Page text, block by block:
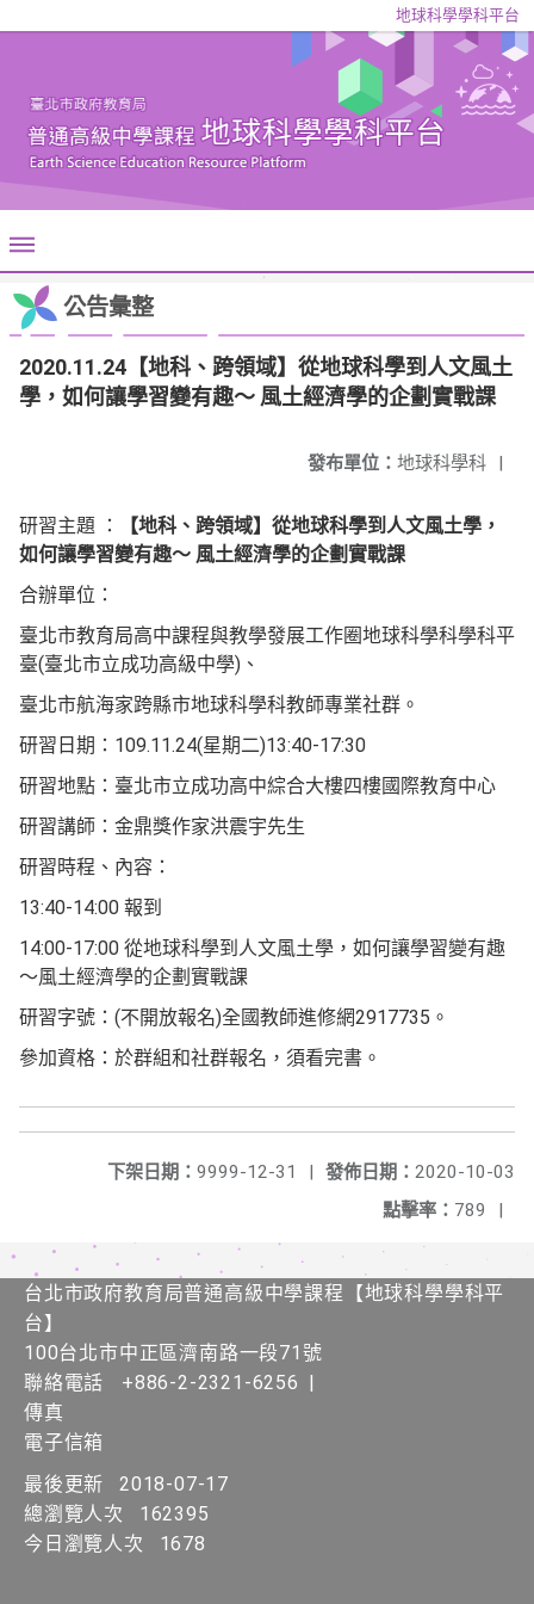
地球科學學科平台
公告彙整
2020.11.24【地科、跨領域】從地球科學到人文風土
學，如何讓學習變有趣～ 風土經濟學的企劃實戰課
發布單位： 地球科學科 |
研習主題 ：
【地科、跨領域】從地球科學到人文風土學，
如何讓學習變有趣～ 風土經濟學的企劃實戰課
合辦單位：
臺北市教育局高中課程與教學發展工作圈地球科學科學科平
臺(臺北市立成功高級中學)、
臺北市航海家跨縣市地球科學科教師專業社群。
研習日期：109.11.24(星期二)13:40-17:30
研習地點：臺北市立成功高中綜合大樓四樓國際教育中心
研習講師：金鼎獎作家洪震宇先生
研習時程、內容：
13:40-14:00 報到
14:00-17:00 從地球科學到人文風土學，如何讓學習變有趣
～風土經濟學的企劃實戰課
研習字號：(不開放報名)全國教師進修網2917735。
參加資格：於群組和社群報名，須看完書。
發佈日期： 2020-10-03
下架日期： 9999-12-31
|
點擊率： 789 |
台北市政府教育局普通高級中學課程​【​地球科學學科平
台】
100台北市中正區濟南路一段71號
聯絡電話
+886-2-2321-6256 |
傳真
電子信箱
最後更新
2018-07-17
總瀏覽人次
162395
今日瀏覽人次
1678